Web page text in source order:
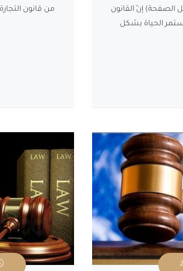
الصفحة) إنّ القانون
الحياة بشكل